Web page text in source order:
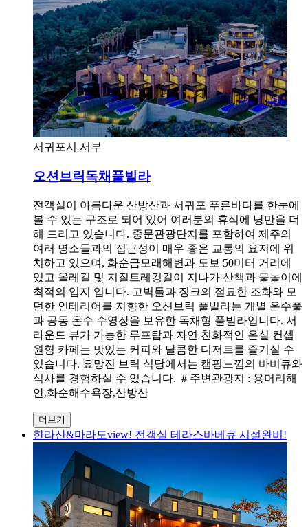
서귀포시 서부
오션브릭독채풀빌라
전객실이 아름다운 산방산과 서귀포 푸른바다를 한눈에
볼 수 있는 구조로 되어 있어 여러분의 휴식에 낭만을 더
해 드리고 있습니다. 중문관광단지를 포함하여 제주의
여러 명소들과의 접근성이 매우 좋은 교통의 요지에 위
치하고 있으며, 화순금모래해변과 도보 50미터 거리에
있고 올레길 및 지질트레킹길이 지나가 산책과 물놀이에
최적의 입지 입니다. 고벽돌과 징크의 절묘한 조화와 모
던한 인테리어를 지향한 오션브릭 풀빌라는 개별 온수풀
과 공동 온수 수영장을 보유한 독채형 풀빌라입니다. 서
라운드 뷰가 가능한 루프탑과 자연 친화적인 온실 컨셉
원형 카페는 맛있는 커피와 달콤한 디저트를 즐기실 수
있습니다. 요망진 브릭 식당에서는 캠핑느낌의 바비큐와
식사를 경험하실 수 있습니다. ＃주변관광지 : 용머리해
안,화순해수욕장,산방산
더보기
한라산&마라도view! 전객실 테라스바베큐 시설완비!